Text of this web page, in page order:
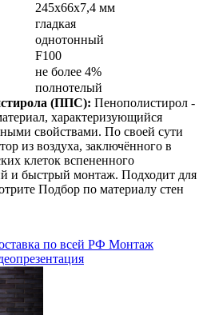
245x66x7,4 мм
гладкая
однотонный
F100
не более 4%
полнотелый
(ППС): Пенополистирол -
характеризующийся
свойствами. По своей сути
из воздуха, заключённого в
клеток вспененного
и быстрый монтаж. Подходит для
Подбор по материалу стен
по всей РФ Монтаж